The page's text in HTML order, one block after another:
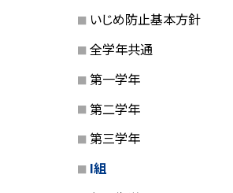
いじめ防止基本方針
全学年共通
第一学年
第二学年
第三学年
I組